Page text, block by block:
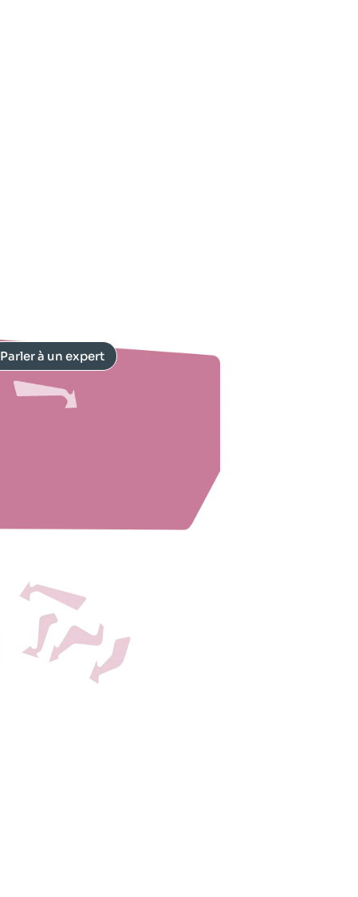
Parler à un expert